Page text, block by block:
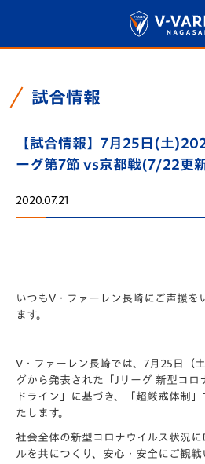
試合情報
【試合情報】7月25日(土
ーグ第7節 vs京都戦(7/22更
2020.07.21
いつもV・ファーレン長崎にご声援を
ます。
V・ファーレン長崎では、7月25日（
グから発表された「Jリーグ 新型コロ
ドライン」に基づき、「超厳戒体制
たします。
社会全体の新型コロナウイルス状況
ルを共につくり、安心・安全にご観